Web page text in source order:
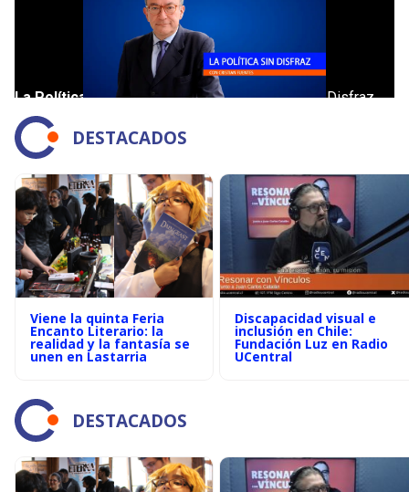
DESTACADOS
Viene la quinta Feria
Encanto Literario: la
realidad y la fantasía se
unen en Lastarria
Discapacidad visual e
inclusión en Chile:
Fundación Luz en Radio
UCentral
DESTACADOS